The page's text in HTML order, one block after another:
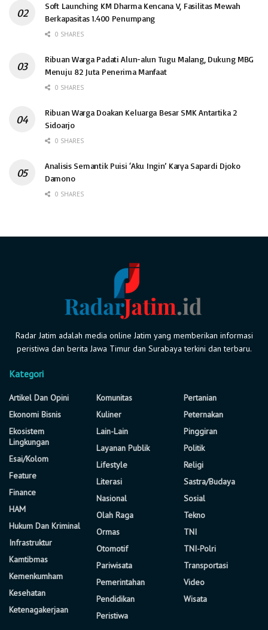
Soft Launching KM Dharma Kencana V, Fasilitas Mewah
Berkapasitas 1.400 Penumpang
0 SHARES
Ribuan Warga Padati Alun-alun Tugu Malang, Dukung MBG
Menuju 82 Juta Penerima Manfaat
0 SHARES
Ribuan Warga Doakan Keluarga Besar SMK Antartika 2
Sidoarjo
0 SHARES
Analisis Semantik Puisi ‘Aku Ingin’ Karya Sapardi Djoko
Damono
0 SHARES
Radar Jatim adalah media online Jatim yang memberikan informasi
peristiwa dan berita Jawa Timur dan Surabaya terkini dan terbaru.
Kategori
Artikel Dan Opini
Ekonomi Bisnis
Ekosistem
Lingkungan
Esai/Kolom
Feature
Finance
HAM
Hukum Dan Kriminal
Infrastruktur
Kamtibmas
Kemenkumham
Kesehatan
Ketenagakerjaan
Komunitas
Kuliner
Lain-Lain
Layanan Publik
Lifestyle
Literasi
Nasional
Olah Raga
Ormas
Otomotif
Pariwisata
Pemerintahan
Pendidikan
Peristiwa
Pertanian
Peternakan
Pinggiran
Politik
Religi
Sastra/Budaya
Sosial
Tekno
TNI
TNI-Polri
Transportasi
Video
Wisata